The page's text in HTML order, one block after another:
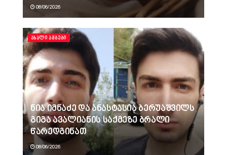
08/06/2026
ᲐᲮᲐᲚᲘ ᲐᲛᲑᲔᲑᲘ
ნია იმნაძე და ანასტასია ბერუაშვილს
გიგა ავალიანის საქმეზე ბრალი
წარედგინათ
08/06/2026